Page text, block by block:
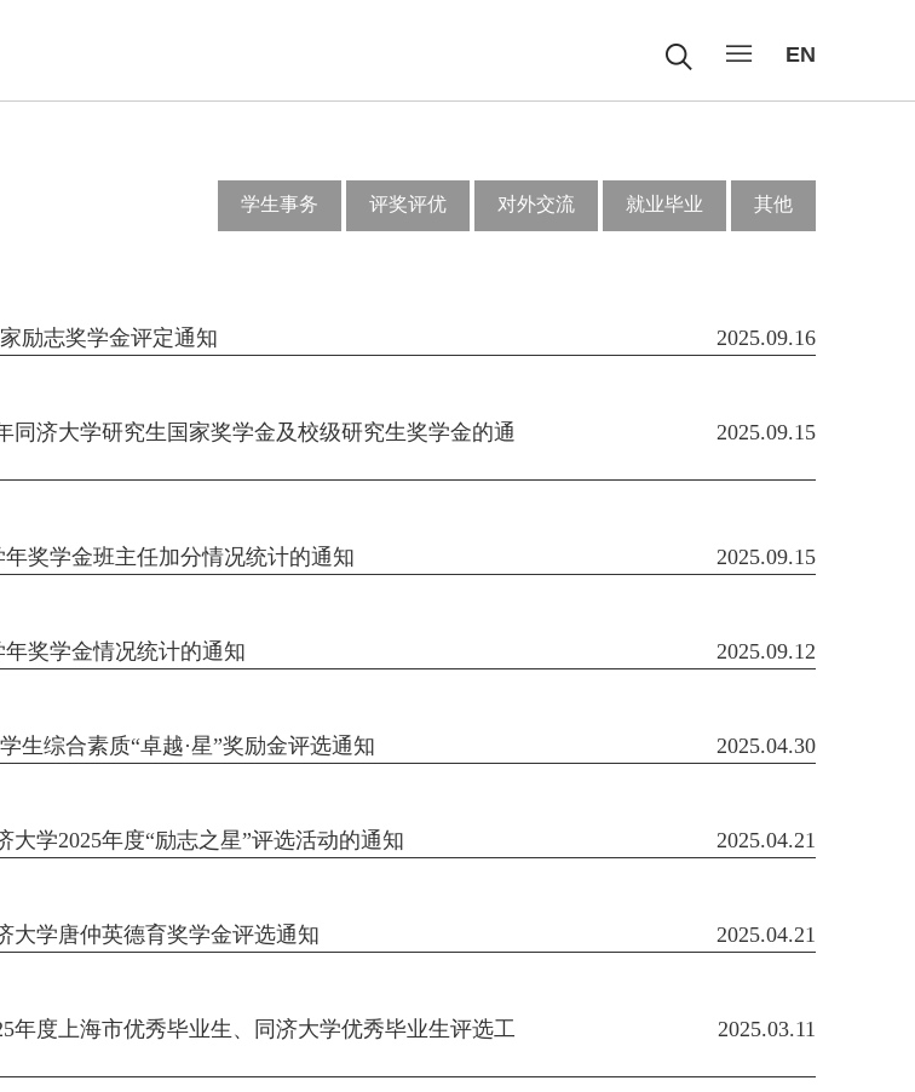
EN
学生事务 评奖评优 对外交流 就业毕业 其他
家励志奖学金评定通知 2025.09.16
同济大学研究生国家奖学金及校级研究生奖学金的通
2025.09.15
年奖学金班主任加分情况统计的通知 2025.09.15
年奖学金情况统计的通知 2025.09.12
生综合素质“卓越·星”奖励金评选通知 2025.04.30
大学2025年度“励志之星”评选活动的通知 2025.04.21
大学唐仲英德育奖学金评选通知 2025.04.21
年度上海市优秀毕业生、同济大学优秀毕业生评选工
2025.03.11